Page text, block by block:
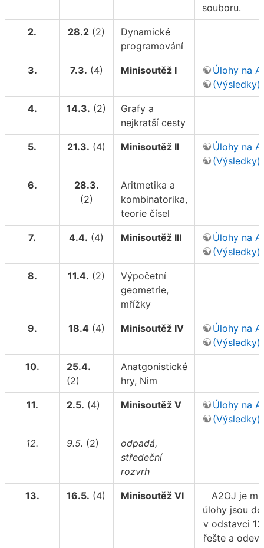
souboru.
2. 28.2 (2)
Dynamické
programování
3. 7.3. (4) Minisoutěž I
Úlohy na
(Výsledky)
4. 14.3. (2)
Grafy a
nejkratší cesty
5. 21.3. (4) Minisoutěž II
Úlohy na
(Výsledky)
6.
28.3.
(2)
Aritmetika a
kombinatorika,
teorie čísel
7. 4.4. (4) Minisoutěž III
Úlohy na
(Výsledky)
8. 11.4. (2)
Výpočetní
geometrie,
mřížky
9. 18.4(4) Minisoutěž IV
Úlohy na
(Výsledky)
10.
25.4.
(2)
Anatgonistické
hry, Nim
11. 2.5. (4) Minisoutěž V
Úlohy na
(Výsledky)
12. 9.5. (2)
odpadá,
středeční
rozvrh
13. 16.5. (4) Minisoutěž VI
A2OJ je
úlohy jsou
v odstavci
řešte a